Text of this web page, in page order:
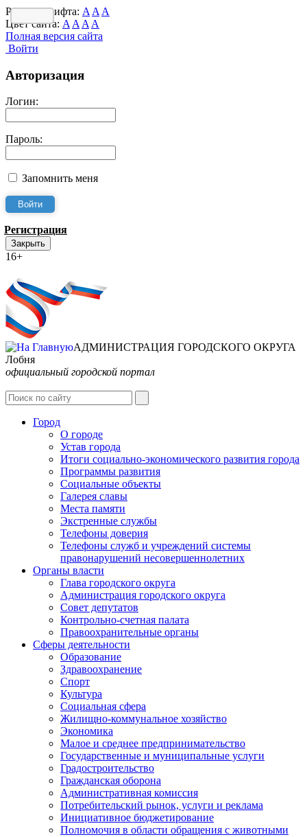
Размер шрифта: A A A
Цвет сайта: A A A A
Полная версия сайта
Войти
Авторизация
Логин:
Пароль:
Запомнить меня
Регистрация
Закрыть
16+
АДМИНИСТРАЦИЯ ГОРОДСКОГО ОКРУГА
Лобня
официальный городской портал
Город
О городе
Устав города
Итоги социально-экономического развития города
Программы развития
Социальные объекты
Галерея славы
Места памяти
Экстренные службы
Телефоны доверия
Телефоны служб и учреждений системы
правонарушений несовершеннолетних
Органы власти
Глава городского округа
Администрация городcкого округа
Совет депутатов
Контрольно-счетная палата
Правоохранительные органы
Сферы деятельности
Образование
Здравоохранение
Спорт
Культура
Социальная сфера
Жилищно-коммунальное хозяйство
Экономика
Малое и среднее предпринимательство
Государственные и муниципальные услуги
Градостроительство
Гражданская оборона
Административная комиссия
Потребительский рынок, услуги и реклама
Инициативное бюджетирование
Полномочия в области обращения с животными